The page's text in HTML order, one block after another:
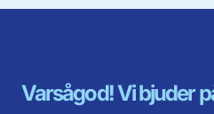
Varsågod! Vi bjuder
Gävleborg
Halland